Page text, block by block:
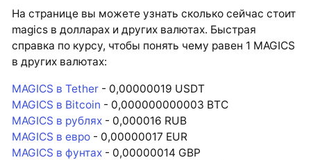
На странице вы можете узнать сколько сейчас стоит
magics в долларах и других валютах. Быстрая
справка по курсу, чтобы понять чему равен 1 MAGICS
в других валютах:
MAGICS в Tether - 0,00000019 USDT
MAGICS в Bitcoin - 0,000000000003 BTC
MAGICS в рублях - 0,000016 RUB
MAGICS в евро - 0,00000017 EUR
MAGICS в фунтах - 0,00000014 GBP